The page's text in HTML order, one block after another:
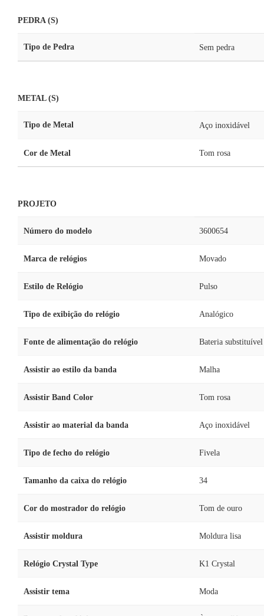
PEDRA (S)
Tipo de Pedra Sem pedra
METAL (S)
Tipo de Metal Aço inoxidável
Cor de Metal Tom rosa
PROJETO
Número do modelo 3600654
Marca de relógios Movado
Estilo de Relógio Pulso
Tipo de exibição do relógio Analógico
Fonte de alimentação do relógio Bateria substituível
Assistir ao estilo da banda Malha
Assistir Band Color Tom rosa
Assistir ao material da banda Aço inoxidável
Tipo de fecho do relógio Fivela
Tamanho da caixa do relógio 34
Cor do mostrador do relógio Tom de ouro
Assistir moldura Moldura lisa
Relógio Crystal Type K1 Crystal
Assistir tema Moda